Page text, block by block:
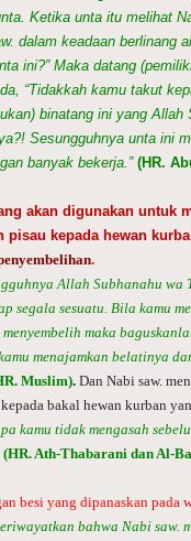
Ketika unta itu melihat
dalam keadaan berlinang
ini?” Maka datang
“Tidakkah kamu takut
binatang ini yang Allah
Sesungguhnya unta ini
banyak bekerja.” (HR.
akan digunakan untuk
pisau kepada hewan
.
Allah Subhanahu wa
segala sesuatu. Bila kamu
maka
menajamkan belatinya
Muslim). Dan Nabi saw.
bakal hewan kurban
kamu tidak mengasah
(HR. Ath-Thabarani dan Al-
besi yang dipanaskan pada
bahwa Nabi saw.